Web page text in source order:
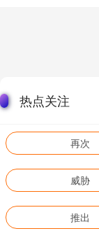
热点关注
再次
威胁
推出